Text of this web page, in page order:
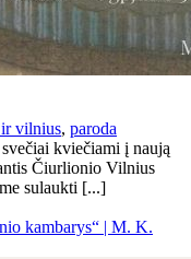
vilnius, paroda
kviečiami į naują
Čiurlionio Vilnius
sulaukti [...]
kambarys“ | M. K.